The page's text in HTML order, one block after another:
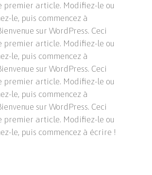
premier article. Modifiez-le ou
le, puis commencez à
sur WordPress. Ceci
premier article. Modifiez-le ou
le, puis commencez à
sur WordPress. Ceci
premier article. Modifiez-le ou
le, puis commencez à
sur WordPress. Ceci
premier article. Modifiez-le ou
le, puis commencez à écrire !